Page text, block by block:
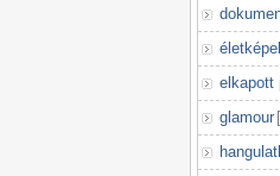
elkapott
glamour [